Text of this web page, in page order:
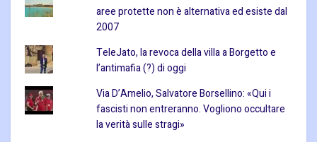
aree protette non è alternativa ed esiste dal
2007
TeleJato, la revoca della villa a Borgetto e
l’antimafia (?) di oggi
Via D’Amelio, Salvatore Borsellino: «Qui i
fascisti non entreranno. Vogliono occultare
la verità sulle stragi»